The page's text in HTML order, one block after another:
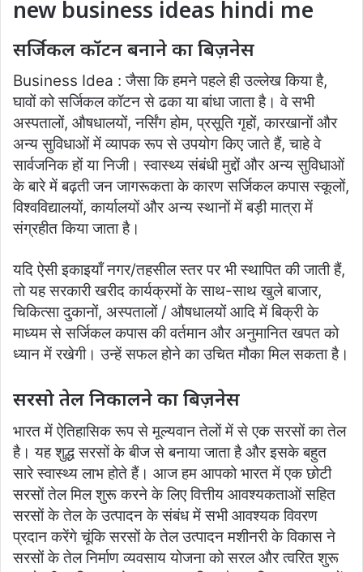
new business ideas hindi me
सर्जिकल कॉटन बनाने का बिज़नेस
Business Idea : जैसा कि हमने पहले ही उल्लेख किया है,
घावों को सर्जिकल कॉटन से ढका या बांधा जाता है। वे सभी
अस्पतालों, औषधालयों, नर्सिंग होम, प्रसूति गृहों, कारखानों और
अन्य सुविधाओं में व्यापक रूप से उपयोग किए जाते हैं, चाहे वे
सार्वजनिक हों या निजी। स्वास्थ्य संबंधी मुद्दों और अन्य सुविधाओं
के बारे में बढ़ती जन जागरूकता के कारण सर्जिकल कपास स्कूलों,
विश्वविद्यालयों, कार्यालयों और अन्य स्थानों में बड़ी मात्रा में
संग्रहीत किया जाता है।
यदि ऐसी इकाइयाँ नगर/तहसील स्तर पर भी स्थापित की जाती हैं,
तो यह सरकारी खरीद कार्यक्रमों के साथ-साथ खुले बाजार,
चिकित्सा दुकानों, अस्पतालों / औषधालयों आदि में बिक्री के
माध्यम से सर्जिकल कपास की वर्तमान और अनुमानित खपत को
ध्यान में रखेगी। उन्हें सफल होने का उचित मौका मिल सकता है।
सरसो तेल निकालने का बिज़नेस
भारत में ऐतिहासिक रूप से मूल्यवान तेलों में से एक सरसों का तेल
है। यह शुद्ध सरसों के बीज से बनाया जाता है और इसके बहुत
सारे स्वास्थ्य लाभ होते हैं। आज हम आपको भारत में एक छोटी
सरसों तेल मिल शुरू करने के लिए वित्तीय आवश्यकताओं सहित
सरसों के तेल के उत्पादन के संबंध में सभी आवश्यक विवरण
प्रदान करेंगे चूंकि सरसों के तेल उत्पादन मशीनरी के विकास ने
सरसों के तेल निर्माण व्यवसाय योजना को सरल और त्वरित शुरू